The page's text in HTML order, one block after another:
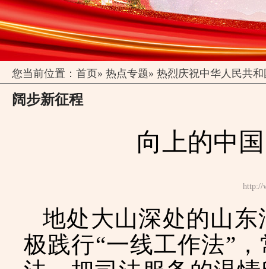
您当前位置： 首页» 热点专题» 热烈庆祝中华人民共
阔步新征程
向上的中
http://
地处大山深处的山
极践行“一线工作法”